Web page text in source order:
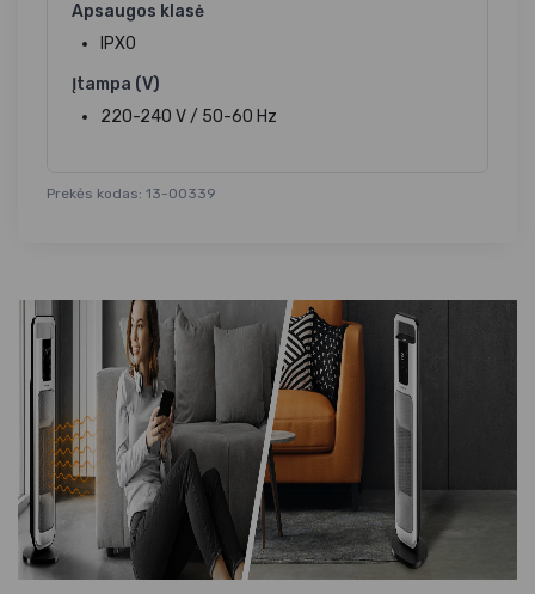
Apsaugos klasė
IPX0
Įtampa (V)
220-240 V / 50-60 Hz
Prekės kodas: 13-00339